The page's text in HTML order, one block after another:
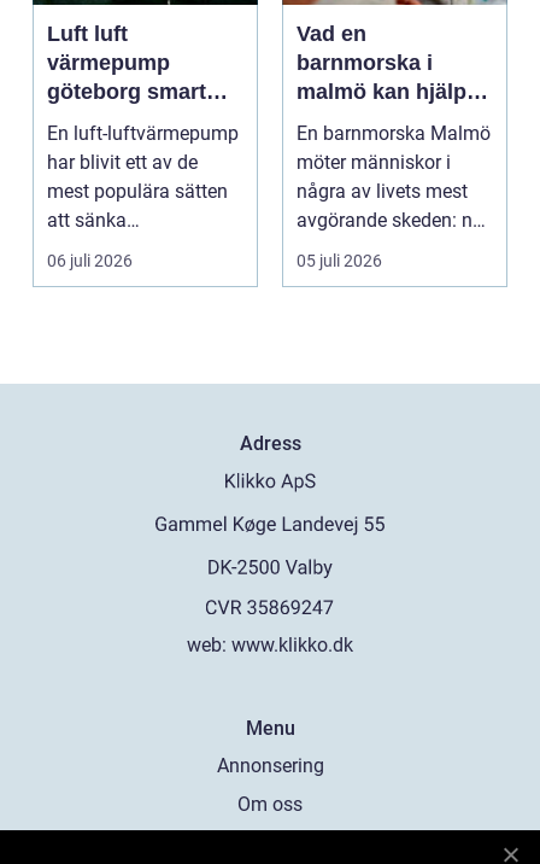
Luft luft
värmepump
göteborg smart
värme för
kustklimat
En luft-luftvärmepump
har blivit ett av de
mest populära sätten
att sänka
uppvärmningskostnad
er och ...
06 juli 2026
Vad en
barnmorska i
malmö kan hjälpa
till med genom
livets olika faser
En barnmorska Malmö
möter människor i
några av livets mest
avgörande skeden: när
en graviditet plane...
05 juli 2026
Adress
web: www.klikko.dk
Menu
Annonsering
Om oss